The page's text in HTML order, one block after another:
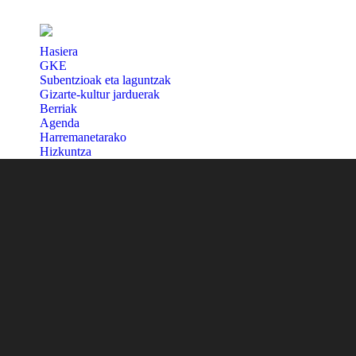
Hasiera
GKE
Subentzioak eta laguntzak
Gizarte-kultur jarduerak
Berriak
Agenda
Harremanetarako
Hizkuntza